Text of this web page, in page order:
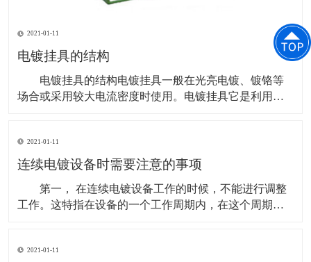
2021-01-11
电镀挂具的结构
电镀挂具的结构电镀挂具一般在光亮电镀、镀铬等
场合或采用较大电流密度时使用。电镀挂具它是利用挂
宽、板厚决定。电镀挂具无论用哪种方式悬挂零件，都
应保证零件在电镀时产生的气体顺利排出，以免产生的
2021-01-11
连续电镀设备时需要注意的事项
第一， 在连续电镀设备工作的时候，不能进行调整
工作。这特指在设备的一个工作周期内，在这个周期
间就会产生一定的偏差，不利于标准化生产。 第
2021-01-11